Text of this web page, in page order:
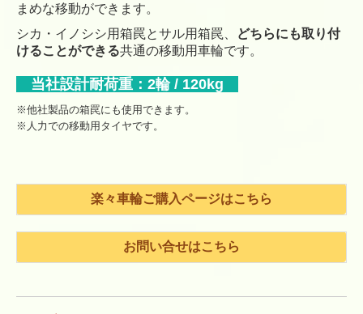
まめな移動ができます。
シカ・イノシシ用箱罠とサル用箱罠、
どちらにも取り付
けることができる共通の移動用車輪です。
当社設計耐荷重：2輪 / 120kg
※他社製品の箱罠にも使用できます。
※人力での移動用タイヤです。
楽々車輪ご購入ページはこちら
お問い合せはこちら